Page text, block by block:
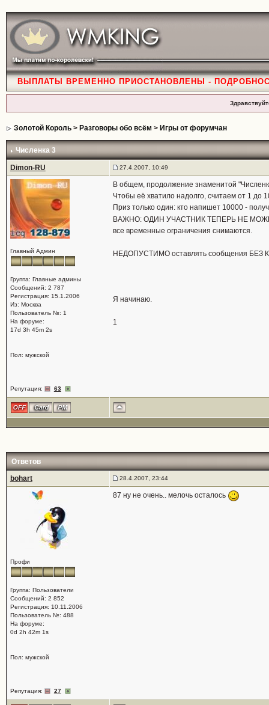
ВЫПЛАТЫ ВРЕМЕННО ПРИОСТАНОВЛЕНЫ -
Золотой Король> Разговоры обо всём > Игры от форумчан
Численка 3
Dimon-RU 27.4.2007, 10:49
Главный Админ
Группа: Главные админы
Сообщений: 2 787
Регистрация: 15.1.2006
Из: Москва
Пользователь №: 1
На форуме:
17d 3h 45m 2s
Пол: мужской
Репутация: 63
В общем, продолжение знаменитой
Чтобы её хватило надолго, считаем от 1 до
Приз только один: кто напишет 10000 -
ВАЖНО: ОДИН УЧАСТНИК ТЕПЕРЬ НЕ
все временные ограничения снимаются.
НЕДОПУСТИМО оставлять сообщения
Я начинаю.
1
Ответов
bohart
28.4.2007, 23:44
Профи
Группа: Пользователи
Сообщений: 2 852
Регистрация: 10.11.2006
Пользователь №: 488
На форуме:
0d 2h 42m 1s
Пол: мужской
Репутация: 27
87 ну не очень.. мелочь осталось